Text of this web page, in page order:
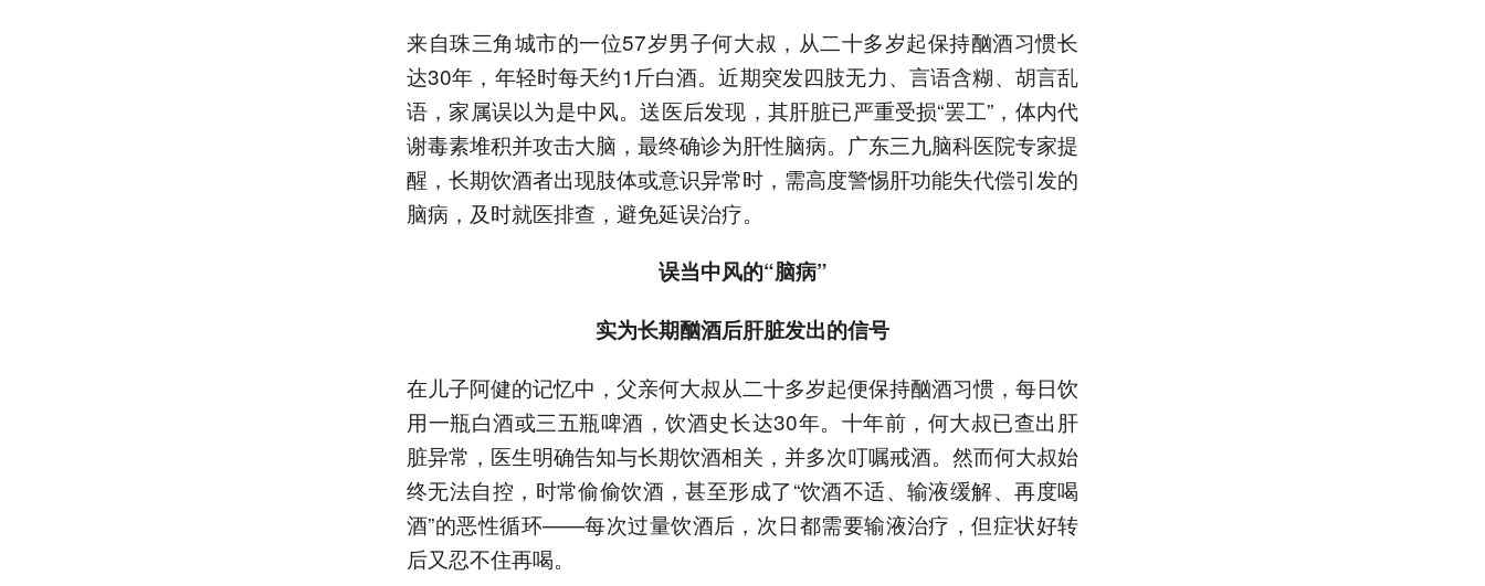
风。
酒，形成“饮酒-输液-再
饮”恶性循环，肝脏严重受
损引发代谢毒素堆积攻击大
脑。
3.神经影像显示双侧皮质脊
髓束对称性病变，确诊为肝
硬化失代偿期引发的肝性脑
4.专家提醒长期饮酒者出现
及时就医排查避免误诊。
损后的危重并发症，可导致
神经功能障碍甚至危及生
命。
以上内容由AI大模型生成，仅供
参考
来自珠三角城市的一位57岁男子何大叔，从二十多岁起保持酗酒习惯长
达30年，年轻时每天约1斤白酒。近期突发四肢无力、言语含糊、胡言乱
语，家属误以为是中风。送医后发现，其肝脏已严重受损“罢工”，体内代
谢毒素堆积并攻击大脑，最终确诊为肝性脑病。广东三九脑科医院专家提
醒，长期饮酒者出现肢体或意识异常时，需高度警惕肝功能失代偿引发的
脑病，及时就医排查，避免延误治疗。
误当中风的“脑病”
实为长期酗酒后肝脏发出的信号
在儿子阿健的记忆中，父亲何大叔从二十多岁起便保持酗酒习惯，每日饮
用一瓶白酒或三五瓶啤酒，饮酒史长达30年。十年前，何大叔已查出肝
脏异常，医生明确告知与长期饮酒相关，并多次叮嘱戒酒。然而何大叔始
终无法自控，时常偷偷饮酒，甚至形成了“饮酒不适、输液缓解、再度喝
酒”的恶性循环——每次过量饮酒后，次日都需要输液治疗，但症状好转
后又忍不住再喝。